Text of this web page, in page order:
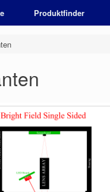
Produktfinder